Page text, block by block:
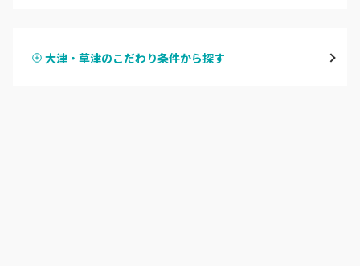
ハンドスカルプ
大津・草津のこだわり条件から探す